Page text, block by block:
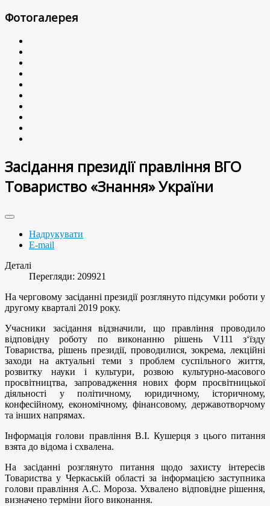
Фотогалерея
Засідання президії правління ВГО
Товариство «Знання» України
Надрукувати
E-mail
Деталі
Перегляди: 209921
На черговому засіданні президії розглянуто підсумки роботи у
другому кварталі 2019 року.
Учасники засідання відзначили, що правління проводило
відповідну роботу по виконанню рішень V111 з‘їзду
Товариства, рішень президії, проводилися, зокрема, лекційні
заходи на актуальні теми з проблем суспільного життя,
розвитку науки і культури, розвою культурно-масового
просвітництва, запровадження нових форм просвітницької
діяльності у політичному, юридичному, історичному,
конфесійному, економічному, фінансовому, державотворчому
та інших напрямах.
Інформація голови правління В.І. Кушерця з цього питання
взята до відома і схвалена.
На засіданні розглянуто питання щодо захисту інтересів
Товариства у Черкаській області за інформацією заступника
голови правління А.С. Мороза. Ухвалено відповідне рішення,
визначено терміни його виконання.